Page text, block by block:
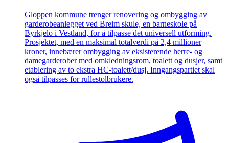
Gloppen kommune trenger renovering og ombygging av
garderobeanlegget ved Breim skule, en barneskole på
Byrkjelo i Vestland, for å tilpasse det universell utforming.
Prosjektet, med en maksimal totalverdi på 2,4 millioner
kroner, innebærer ombygging av eksisterende herre- og
damegarderober med omkledningsrom, toalett og dusjer, samt
etablering av to ekstra HC-toalett/dusj. Inngangspartiet skal
også tilpasses for rullestolbrukere.